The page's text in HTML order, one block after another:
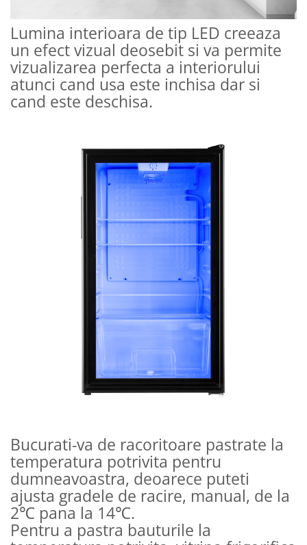
Lumina interioara de tip LED creeaza
un efect vizual deosebit si va permite
vizualizarea perfecta a interiorului
atunci cand usa este inchisa dar si
cand este deschisa.
Bucurati-va de racoritoare pastrate la
temperatura potrivita pentru
dumneavoastra, deoarece puteti
ajusta gradele de racire, manual, de la
2℃ pana la 14℃.
Pentru a pastra bauturile la